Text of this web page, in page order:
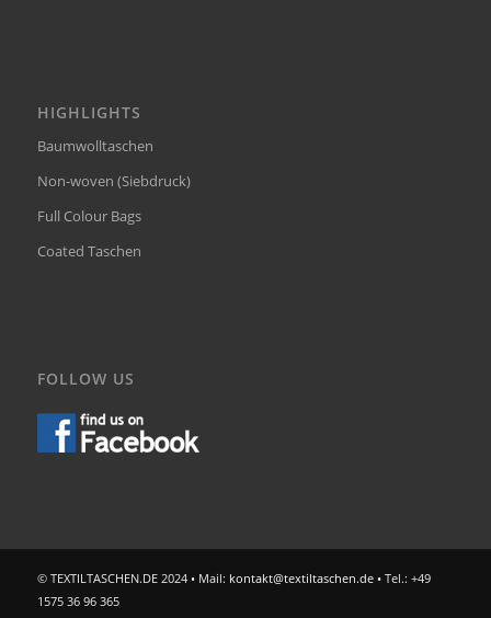
HIGHLIGHTS
Baumwolltaschen
Non-woven (Siebdruck)
Full Colour Bags
Coated Taschen
FOLLOW US
© TEXTILTASCHEN.DE 2024 • Mail: kontakt@textiltaschen.de• Tel.: +49
1575 36 96 365